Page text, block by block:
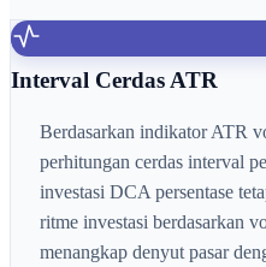
Interval Cerdas ATR
Berdasarkan indikator ATR
perhitungan cerdas interval
investasi DCA persentase
ritme investasi berdasarkan
menangkap denyut pasar